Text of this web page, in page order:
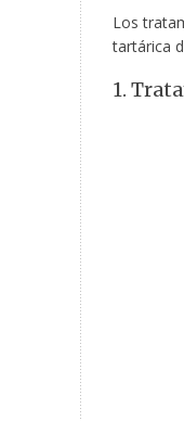
Los
tartárica
1.